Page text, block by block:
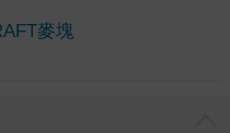
麥塊